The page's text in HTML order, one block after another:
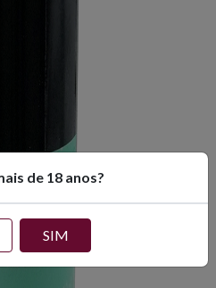
de 18 anos?
SIM